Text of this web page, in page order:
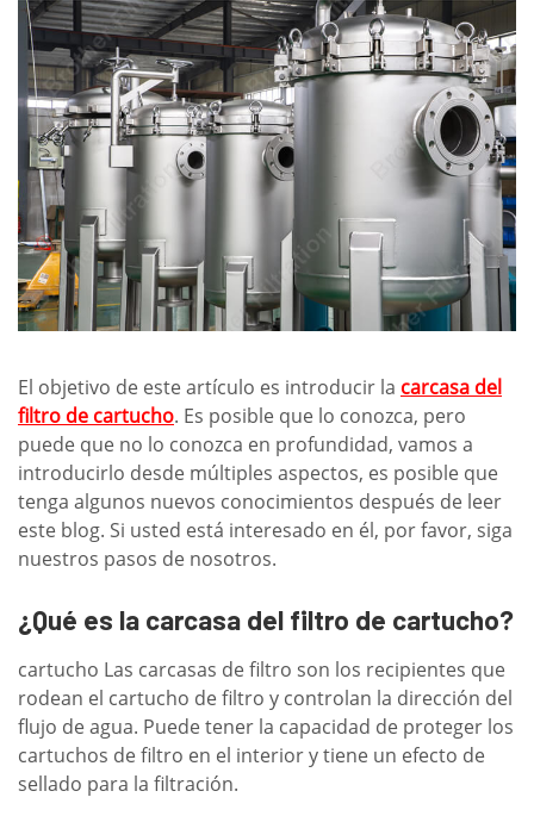
El objetivo de este artículo es introducir la carcasa del
filtro de cartucho. Es posible que lo conozca, pero
puede que no lo conozca en profundidad, vamos a
introducirlo desde múltiples aspectos, es posible que
tenga algunos nuevos conocimientos después de leer
este blog. Si usted está interesado en él, por favor, siga
nuestros pasos de nosotros.
¿Qué es la carcasa del filtro de cartucho?
cartucho Las carcasas de filtro son los recipientes que
rodean el cartucho de filtro y controlan la dirección del
flujo de agua. Puede tener la capacidad de proteger los
cartuchos de filtro en el interior y tiene un efecto de
sellado para la filtración.